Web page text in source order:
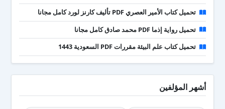
تحميل كتاب الأمير العصري PDF تأليف كارنز لورد كامل مجانا
تحميل رواية إذما PDF محمد صادق كامل مجانا
تحميل كتاب علم البيئة مقررات PDF السعودية 1443
أشهر المؤلفين